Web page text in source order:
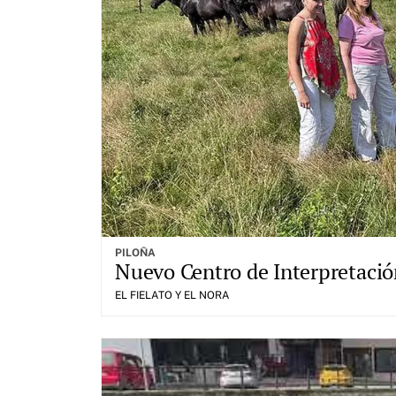
PILOÑA
Nuevo Centro de
EL FIELATO Y EL NORA